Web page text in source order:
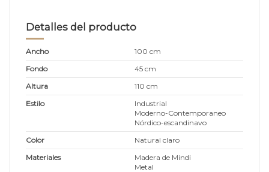
Detalles del producto
Ancho
100 cm
Fondo
45 cm
Altura
110 cm
Estilo
Industrial
Moderno-Contemporaneo
Nórdico-escandinavo
Color
Natural claro
Materiales
Madera de Mindi
Metal